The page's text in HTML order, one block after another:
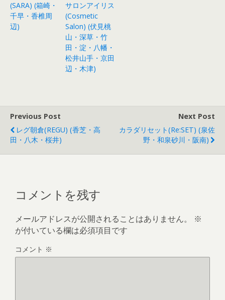
(SARA) (箱崎・
千早・香椎周
辺)
サロンアイリス
(Cosmetic
Salon) (伏見桃
山・深草・竹
田・淀・八幡・
松井山手・京田
辺・木津)
Previous Post
レグ朝倉(REGU) (香芝・高
田・八木・桜井)
Next Post
カラダリセット(Re:SET) (泉佐
野・和泉砂川・阪南)
コメントを残す
メールアドレスが公開されることはありません。
※
が付いている欄は必須項目です
コメント ※